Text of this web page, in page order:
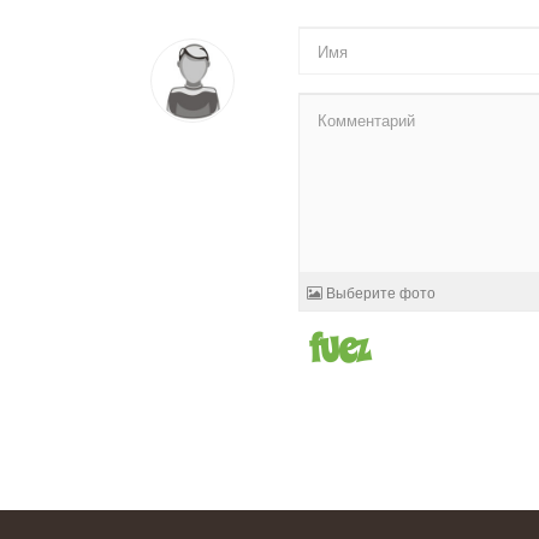
Выберите фото